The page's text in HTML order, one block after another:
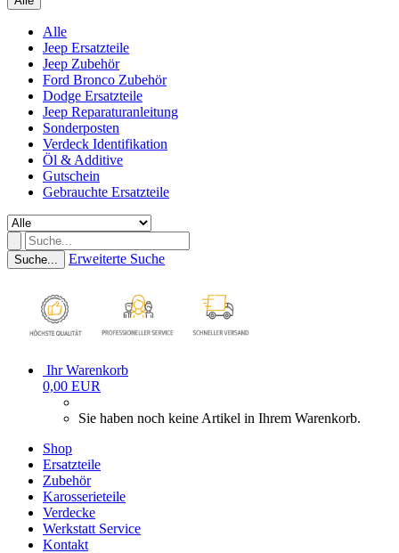
Alle
Jeep Ersatzteile
Jeep Zubehör
Ford Bronco Zubehör
Dodge Ersatzteile
Jeep Reparaturanleitung
Sonderposten
Verdeck Identifikation
Öl & Additive
Gutschein
Gebrauchte Ersatzteile
Suche... Erweiterte Suche
Ihr Warenkorb
0,00 EUR
Sie haben noch keine Artikel in Ihrem Warenkorb.
Shop
Ersatzteile
Zubehör
Karosserieteile
Verdecke
Werkstatt Service
Kontakt